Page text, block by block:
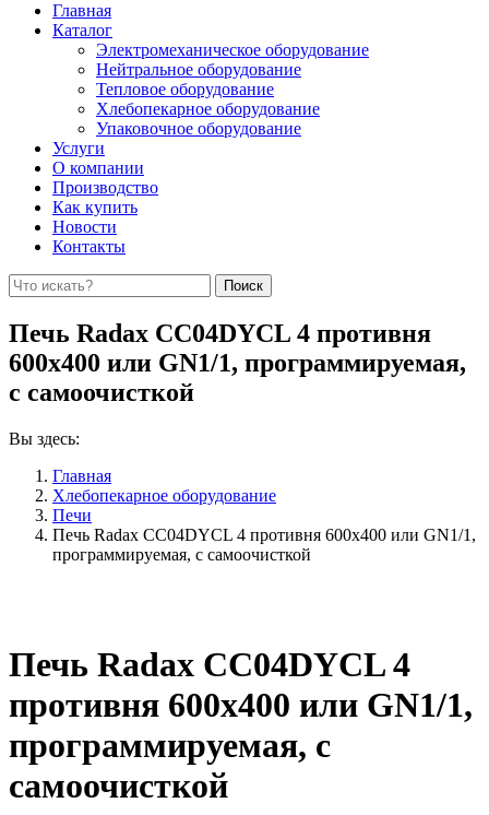
Главная
Каталог
Электромеханическое оборудование
Нейтральное оборудование
Тепловое оборудование
Хлебопекарное оборудование
Упаковочное оборудование
Услуги
О компании
Производство
Как купить
Новости
Контакты
Печь Radax CC04DYCL 4 противня
600х400 или GN1/1, программируемая,
с самоочисткой
Вы здесь:
Главная
Хлебопекарное оборудование
Печи
Печь Radax CC04DYCL 4 противня 600х400 или GN1/1,
программируемая, с самоочисткой
Печь Radax CC04DYCL 4
противня 600х400 или GN1/1,
программируемая, с
самоочисткой